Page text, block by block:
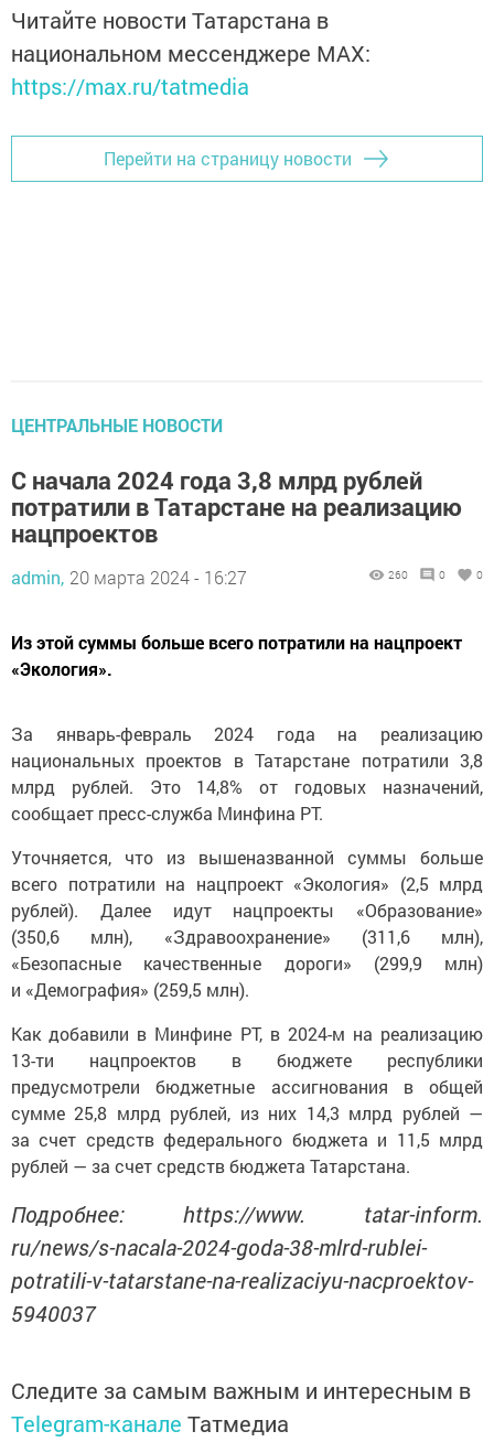
Читайте новости Татарстана в
национальном мессенджере MАХ:
https://max.ru/tatmedia
Перейти на страницу новости
ЦЕНТРАЛЬНЫЕ НОВОСТИ
С начала 2024 года 3,8 млрд рублей
потратили в Татарстане на реализацию
нацпроектов
admin, 20 марта 2024 - 16:27 260 0 0
Из этой суммы больше всего потратили на нацпроект
«Экология».
За январь-февраль 2024 года на реализацию
национальных проектов в Татарстане потратили 3,8
млрд рублей. Это 14,8% от годовых назначений,
сообщает пресс-служба Минфина РТ.
Уточняется, что из вышеназванной суммы больше
всего потратили на нацпроект «Экология» (2,5 млрд
рублей). Далее идут нацпроекты «Образование»
(350,6 млн), «Здравоохранение» (311,6 млн),
«Безопасные качественные дороги» (299,9 млн)
и «Демография» (259,5 млн).
Как добавили в Минфине РТ, в 2024-м на реализацию
13-ти нацпроектов в бюджете республики
предусмотрели бюджетные ассигнования в общей
сумме 25,8 млрд рублей, из них 14,3 млрд рублей —
за счет средств федерального бюджета и 11,5 млрд
рублей — за счет средств бюджета Татарстана.
Подробнее: https://www. tatar-inform.
ru/news/s-nacala-2024-goda-38-mlrd-rublei-
potratili-v-tatarstane-na-realizaciyu-nacproektov-
5940037
Следите за самым важным и интересным в
Telegram-канале Татмедиа